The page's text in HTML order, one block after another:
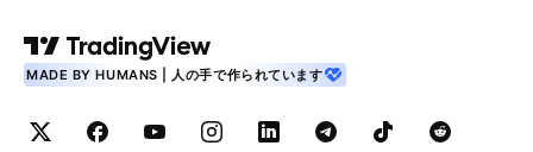
MADE BY HUMANS | 人の手で作られています